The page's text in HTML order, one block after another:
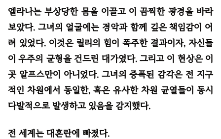
엘라나는 부상당한 몸을 이끌고 이 끔찍한 광경을 바라
보았다. 그녀의 얼굴에는 경악과 함께 깊은 책임감이 어
려 있었다. 이것은 릴리의 힘이 폭주한 결과이자, 자신들
이 우주의 균형을 건드린 대가였다. 그리고 이 현상은 이
곳 알프스만이 아니었다. 그녀의 증폭된 감각은 전 지구
적인 차원에서 동일한, 혹은 유사한 차원 균열들이 동시
다발적으로 발생하고 있음을 감지했다.
전 세계는 대혼란에 빠졌다.